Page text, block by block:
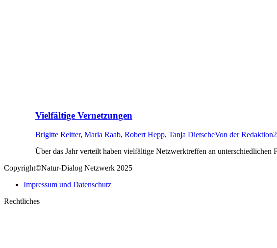
Vielfältige Vernetzungen
Brigitte Reitter, Maria Raab, Robert Hepp, Tanja DietscheVon der Redaktion
Über das Jahr verteilt haben vielfältige Netzwerktreffen an unterschiedlichen
Copyright©Natur-Dialog Netzwerk 2025
Impressum und Datenschutz
Rechtliches